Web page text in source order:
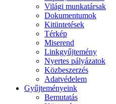
Világi munkatársak
Dokumentumok
Kitüntetések
Térkép
Miserend
Linkgyűjtemény
Nyertes pályázatok
Közbeszerzés
Adatvédelem
Gyűjteményeink
Bemutatás